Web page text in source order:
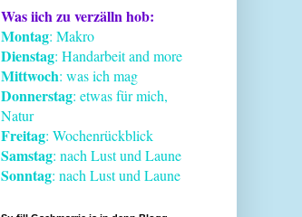
Was iich zu verzälln hob:
Montag: Makro
Dienstag: Handarbeit and more
Mittwoch: was ich mag
Donnerstag: etwas für mich,
Natur
Freitag: Wochenrückblick
Samstag: nach Lust und Laune
Sonntag: nach Lust und Laune